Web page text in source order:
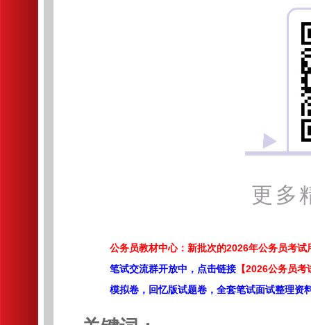
更多
公务员教材中心：新批次的2026年公务员考试
笔试交流群开放中，点击链接 【2026公务员
模拟卷，回忆版试题卷，全套笔试面试整理资